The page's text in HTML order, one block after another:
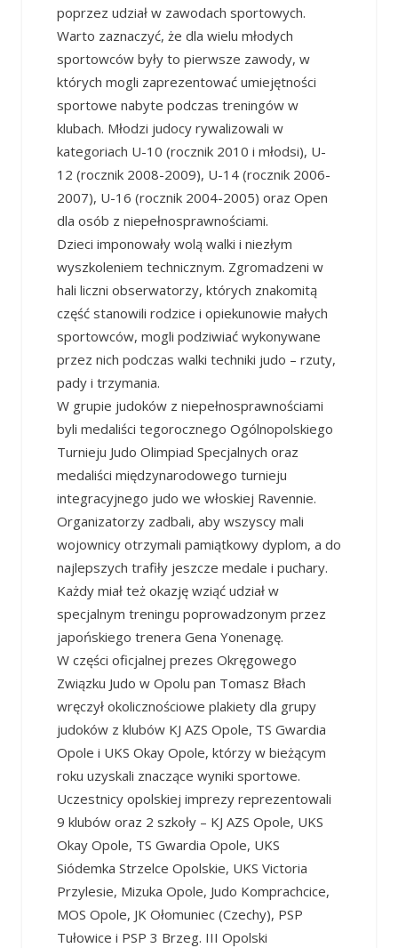
poprzez udział w zawodach sportowych.
Warto zaznaczyć, że dla wielu młodych
sportowców były to pierwsze zawody, w
których mogli zaprezentować umiejętności
sportowe nabyte podczas treningów w
klubach. Młodzi judocy rywalizowali w
kategoriach U-10 (rocznik 2010 i młodsi), U-
12 (rocznik 2008-2009), U-14 (rocznik 2006-
2007), U-16 (rocznik 2004-2005) oraz Open
dla osób z niepełnosprawnościami.
Dzieci imponowały wolą walki i niezłym
wyszkoleniem technicznym. Zgromadzeni w
hali liczni obserwatorzy, których znakomitą
część stanowili rodzice i opiekunowie małych
sportowców, mogli podziwiać wykonywane
przez nich podczas walki techniki judo – rzuty,
pady i trzymania.
W grupie judoków z niepełnosprawnościami
byli medaliści tegorocznego Ogólnopolskiego
Turnieju Judo Olimpiad Specjalnych oraz
medaliści międzynarodowego turnieju
integracyjnego judo we włoskiej Ravennie.
Organizatorzy zadbali, aby wszyscy mali
wojownicy otrzymali pamiątkowy dyplom, a do
najlepszych trafiły jeszcze medale i puchary.
Każdy miał też okazję wziąć udział w
specjalnym treningu poprowadzonym przez
japońskiego trenera Gena Yonenagę.
W części oficjalnej prezes Okręgowego
Związku Judo w Opolu pan Tomasz Błach
wręczył okolicznościowe plakiety dla grupy
judoków z klubów KJ AZS Opole, TS Gwardia
Opole i UKS Okay Opole, którzy w bieżącym
roku uzyskali znaczące wyniki sportowe.
Uczestnicy opolskiej imprezy reprezentowali
9 klubów oraz 2 szkoły – KJ AZS Opole, UKS
Okay Opole, TS Gwardia Opole, UKS
Siódemka Strzelce Opolskie, UKS Victoria
Przylesie, Mizuka Opole, Judo Komprachcice,
MOS Opole, JK Ołomuniec (Czechy), PSP
Tułowice i PSP 3 Brzeg. III Opolski